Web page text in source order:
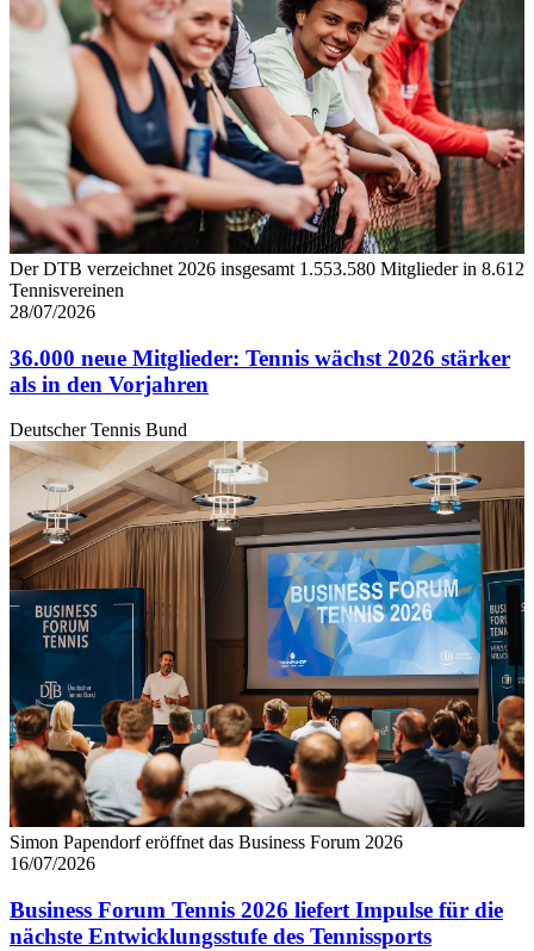
Der DTB verzeichnet 2026 insgesamt 1.553.580 Mitglieder in 8.612
Tennisvereinen
28/07/2026
36.000 neue Mitglieder: Tennis wächst 2026 stärker
als in den Vorjahren
Deutscher Tennis Bund
Simon Papendorf eröffnet das Business Forum 2026
16/07/2026
Business Forum Tennis 2026 liefert Impulse für die
nächste Entwicklungsstufe des Tennissports